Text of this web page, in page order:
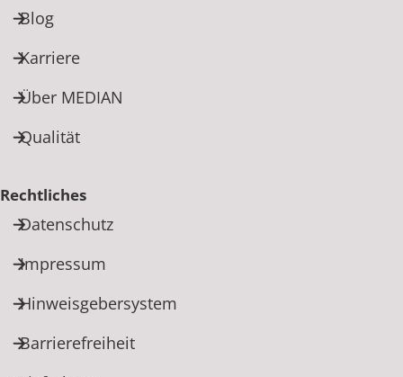
Blog
Karriere
Über MEDIAN
Qualität
Rechtliches
Datenschutz
Impressum
Hinweisgebersystem
Barrierefreiheit